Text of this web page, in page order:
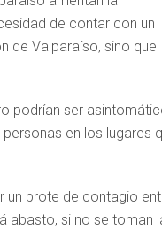
de contar con un
de Valparaíso, sino que
podrían ser
en los lugares
un brote de contagio
abasto, si no se toman